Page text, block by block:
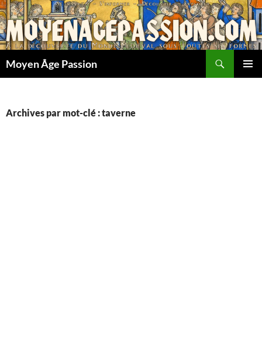
Aller
au
contenu
Moyen Âge Passion
Archives par mot-clé : taverne